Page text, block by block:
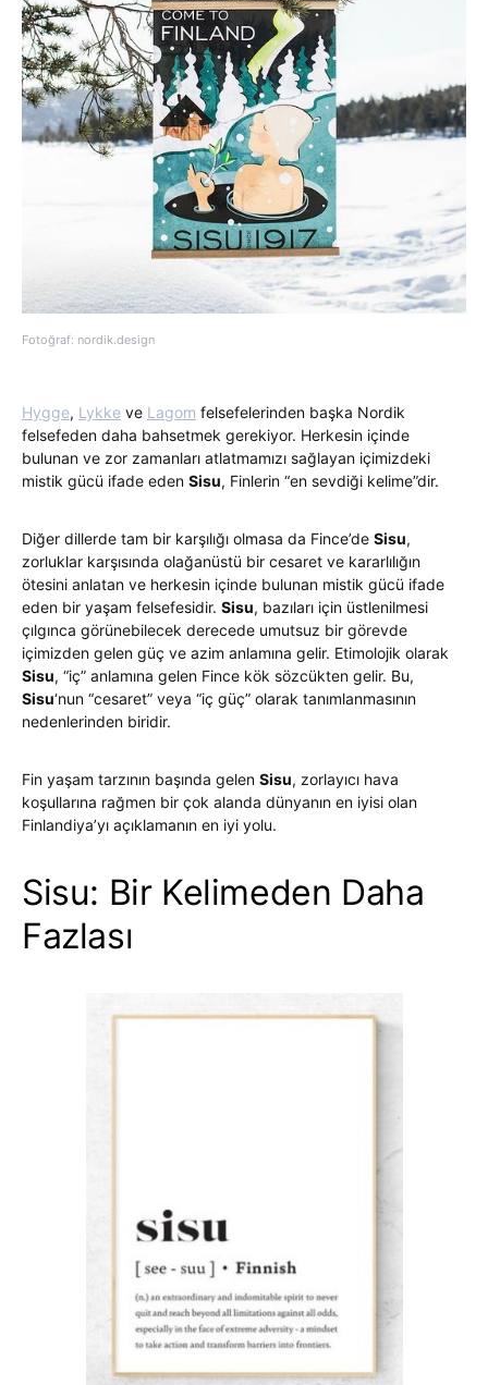
Fotoğraf: nordik.design
Hygge, Lykke ve Lagom felsefelerinden başka Nordik
felsefeden daha bahsetmek gerekiyor. Herkesin içinde
bulunan ve zor zamanları atlatmamızı sağlayan içimizdeki
mistik gücü ifade eden Sisu, Finlerin “en sevdiği kelime”dir.
Diğer dillerde tam bir karşılığı olmasa da Fince’de Sisu,
zorluklar karşısında olağanüstü bir cesaret ve kararlılığın
ötesini anlatan ve herkesin içinde bulunan mistik gücü ifade
eden bir yaşam felsefesidir. Sisu, bazıları için üstlenilmesi
çılgınca görünebilecek derecede umutsuz bir görevde
içimizden gelen güç ve azim anlamına gelir. Etimolojik olarak
Sisu, “iç” anlamına gelen Fince kök sözcükten gelir. Bu,
Sisu‘nun “cesaret” veya “iç güç” olarak tanımlanmasının
nedenlerinden biridir.
Fin yaşam tarzının başında gelen Sisu, zorlayıcı hava
koşullarına rağmen bir çok alanda dünyanın en iyisi olan
Finlandiya’yı açıklamanın en iyi yolu.
Sisu: Bir Kelimeden Daha
Fazlası